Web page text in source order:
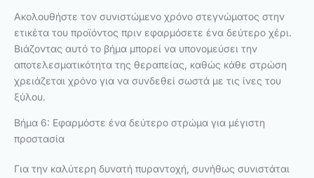
Ακολουθήστε τον συνιστώμενο χρόνο στεγνώματος στην
ετικέτα του προϊόντος πριν εφαρμόσετε ένα δεύτερο χέρι.
Βιάζοντας αυτό το βήμα μπορεί να υπονομεύσει την
αποτελεσματικότητα της θεραπείας, καθώς κάθε στρώση
χρειάζεται χρόνο για να συνδεθεί σωστά με τις ίνες του
ξύλου.
Βήμα 6: Εφαρμόστε ένα δεύτερο στρώμα για μέγιστη
προστασία
Για την καλύτερη δυνατή πυραντοχή, συνήθως συνιστάται